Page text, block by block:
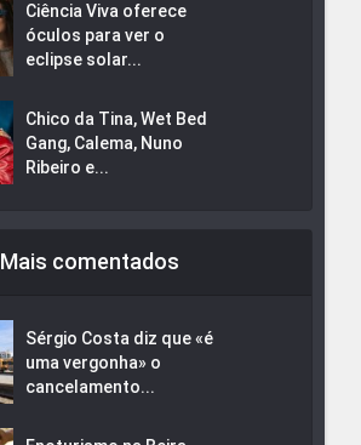
Ciência Viva oferece
óculos para ver o
eclipse solar...
Chico da Tina, Wet Bed
Gang, Calema, Nuno
Ribeiro e...
Mais comentados
Sérgio Costa diz que «é
uma vergonha» o
cancelamento...